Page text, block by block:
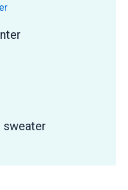
sweater